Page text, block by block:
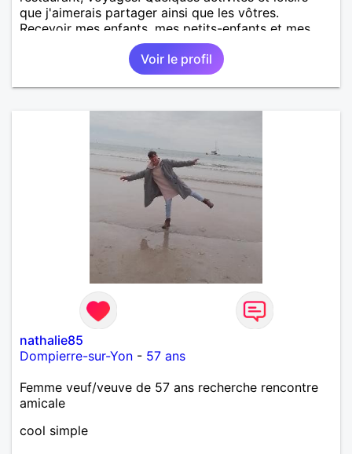
que j'aimerais partager ainsi que les vôtres.
Recevoir mes enfants, mes petits-enfants et mes
amis. Bénévolat auprès des enfants à l’école, pour le
cinéma indépendant... Se rencontrer, être à l’écoute,
échanger avec une personne de confiance, pour une
vie de partage, de tendresse. Les voyages et où
Voir le profil
nathalie85
Dompierre-sur-Yon - 57 ans
Femme veuf/veuve de 57 ans recherche rencontre
amicale
cool simple